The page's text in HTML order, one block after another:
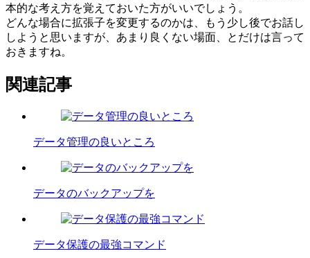
本的な考え方を覚えておいた方がいいでしょう。
どんな場合に拡張子を変更するのかは、もう少し後でお話し
しようと思いますが、あまり良くない場面、とだけは言って
おきますね。
関連記事
データ管理の良いところ
データのバックアップを
データ保護の最強コマンド